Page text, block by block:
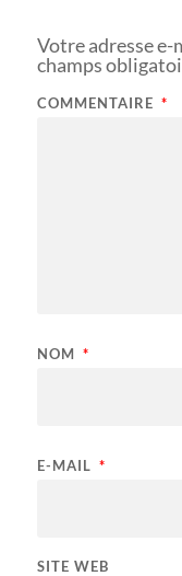
Votre adresse e-
champs
COMMENTAIRE *
NOM *
E-MAIL *
SITE WEB